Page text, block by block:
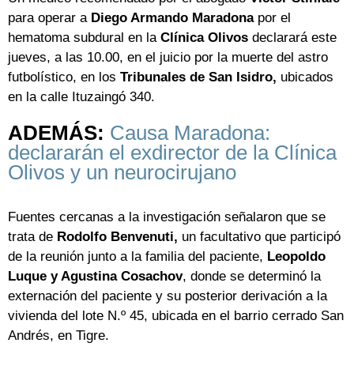
para operar a Diego Armando Maradonapor el
hematoma subdural en la Clínica Olivos declarará este
jueves, a las 10.00, en el juicio por la muerte del astro
futbolístico, en los Tribunales de San Isidro, ubicados
en la calle Ituzaingó 340.
ADEMÁS: Causa Maradona:
declararán el exdirector de la Clínica
Olivos y un neurocirujano
Fuentes cercanas a la investigación señalaron que se
trata de Rodolfo Benvenuti, un facultativo que participó
de la reunión junto a la familia del paciente, Leopoldo
Luque y Agustina Cosachov, donde se determinó la
externación del paciente y su posterior derivación a la
vivienda del lote N.º 45, ubicada en el barrio cerrado San
Andrés, en Tigre.